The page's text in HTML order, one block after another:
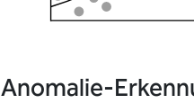
Anomalie-